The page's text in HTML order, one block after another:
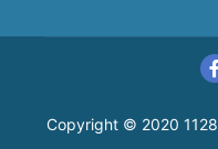
Copyright © 2020 1128